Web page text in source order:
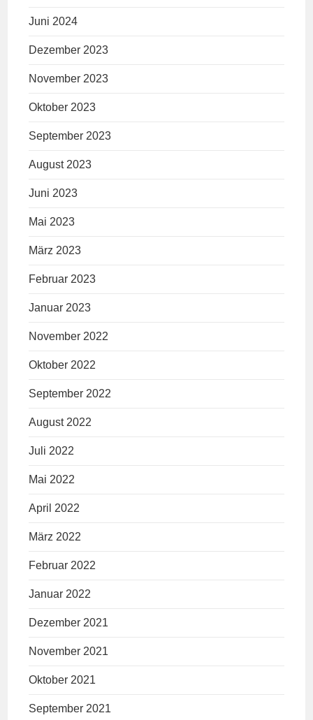
Juni 2024
Dezember 2023
November 2023
Oktober 2023
September 2023
August 2023
Juni 2023
Mai 2023
März 2023
Februar 2023
Januar 2023
November 2022
Oktober 2022
September 2022
August 2022
Juli 2022
Mai 2022
April 2022
März 2022
Februar 2022
Januar 2022
Dezember 2021
November 2021
Oktober 2021
September 2021